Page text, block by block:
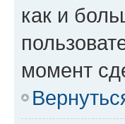
как и
момент